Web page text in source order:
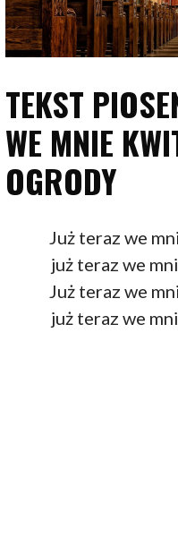
TEKST
WE MNIE
OGRODY
Już teraz we
już teraz we
Już teraz we
już teraz we